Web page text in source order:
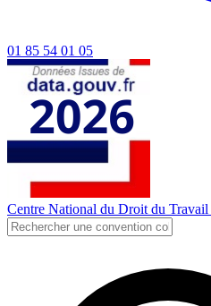
01 85 54 01 05
Centre National du Droit du Travail